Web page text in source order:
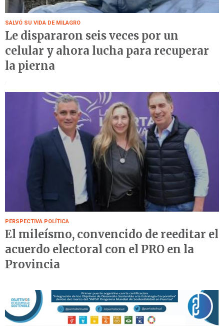
SALVÓ SU VIDA DE MILAGRO
Le dispararon seis veces por un
celular y ahora lucha para recuperar
la pierna
PERSPECTIVA POLÍTICA
El mileísmo, convencido de reeditar el
acuerdo electoral con el PRO en la
Provincia